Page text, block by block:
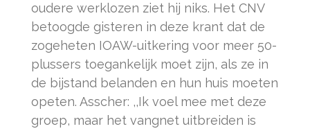
oudere werklozen ziet hij niks. Het CNV
betoogde gisteren in deze krant dat de
zogeheten IOAW-uitkering voor meer 50-
plussers toegankelijk moet zijn, als ze in
de bijstand belanden en hun huis moeten
opeten. Asscher: ,,Ik voel mee met deze
groep, maar het vangnet uitbreiden is